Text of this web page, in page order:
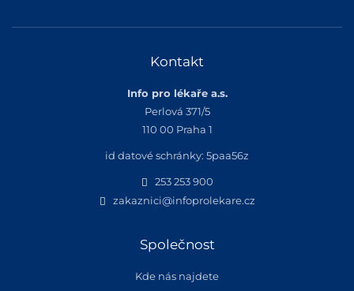
Kontakt
Info pro lékaře a.s.
Perlová 371/5
110 00 Praha 1
id datové schránky: 5paa56z
253 253 900
zakaznici@infoprolekare.cz
Společnost
Kde nás najdete